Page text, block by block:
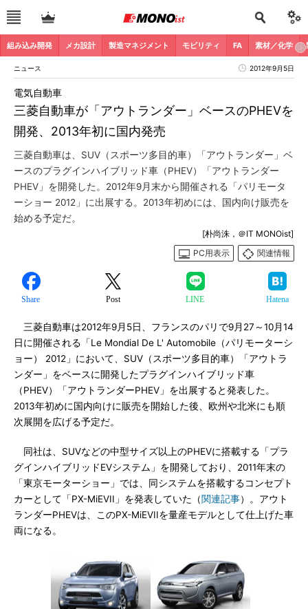
組み込み開発 メカ設計 製造マネジメント モビリティ FA 素材／化学
ニュース 2012年9月5日
三菱自動車が「アウトランダー」ベースのPHEVを
開発、2013年初に国内発売
電気自動車
三菱自動車は、SUV（スポーツ多目的車）「アウトランダー」ベ
ースのプラグインハイブリッド車（PHEV）「アウトランダー
PHEV」を開発した。2012年9月末から開催される「パリモータ
ーショー 2012」に出展する。2013年初めには、国内向け販売を
始める予定だ。
[朴尚洙，＠IT MONOist]
PC用表示
関連情報
Share Post LINE Hatena
三菱自動車は2012年9月5日、フランスのパリで9月27～10月14
日に開催される「Le Mondial De L' Automobile（パリモーターシ
ョー） 2012」において、SUV（スポーツ多目的車）「アウトラ
ンダー」をベースに開発したプラグインハイブリッド車
（PHEV）「アウトランダーPHEV」を出展すると発表した。
2013年初めに国内向けに販売を開始した後、欧州や北米にも順
次展開を広げる予定だ。
同社は、SUVなどの中型サイズ以上のPHEVに搭載する「プラ
グインハイブリッドEVシステム」を開発しており、2011年末の
「東京モーターショー」では、同システムを搭載するコンセプト
カーとして「PX-MiEVII」を発表していた（関連記事）。アウト
ランダーPHEVは、このPX-MiEVIIを量産モデルとして仕上げた車
両になる。